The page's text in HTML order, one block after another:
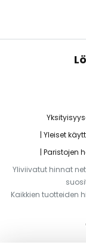
Yleiset
Paristojen
Yliviivatut hinnat
Kaikkien tuotteiden